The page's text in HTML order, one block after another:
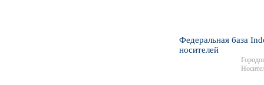
Федеральная база
носителей